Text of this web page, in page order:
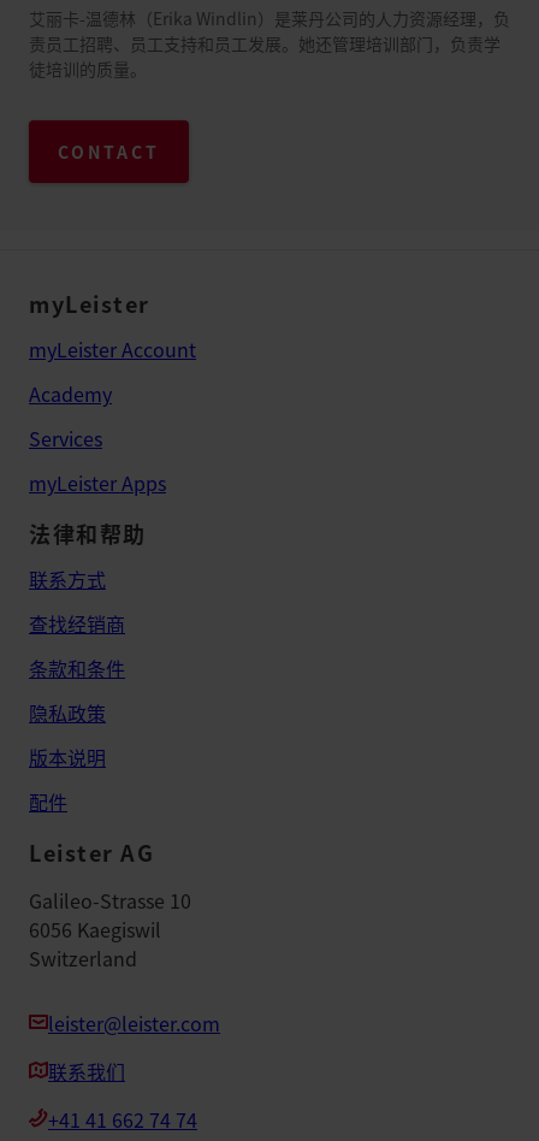
艾丽卡-温德林（Erika Windlin）是莱丹公司的人力资源经理，负
责员工招聘、员工支持和员工发展。她还管理培训部门，负责学
徒培训的质量。
CONTACT
myLeister
myLeister Account
Academy
Services
myLeister Apps
法律和帮助
联系方式
查找经销商
条款和条件
隐私政策
版本说明
配件
Leister AG
Galileo-Strasse 10
6056 Kaegiswil
Switzerland
leister@leister.com
联系我们
+41 41 662 74 74